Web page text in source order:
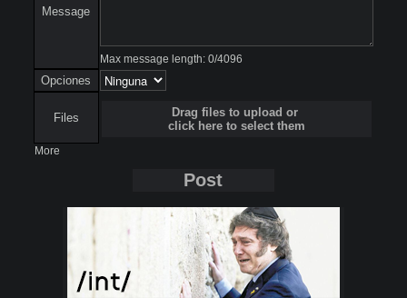
Message
Max message length: 0/4096
Opciones
Files
Drag files to upload or
click here to select them
More
Post